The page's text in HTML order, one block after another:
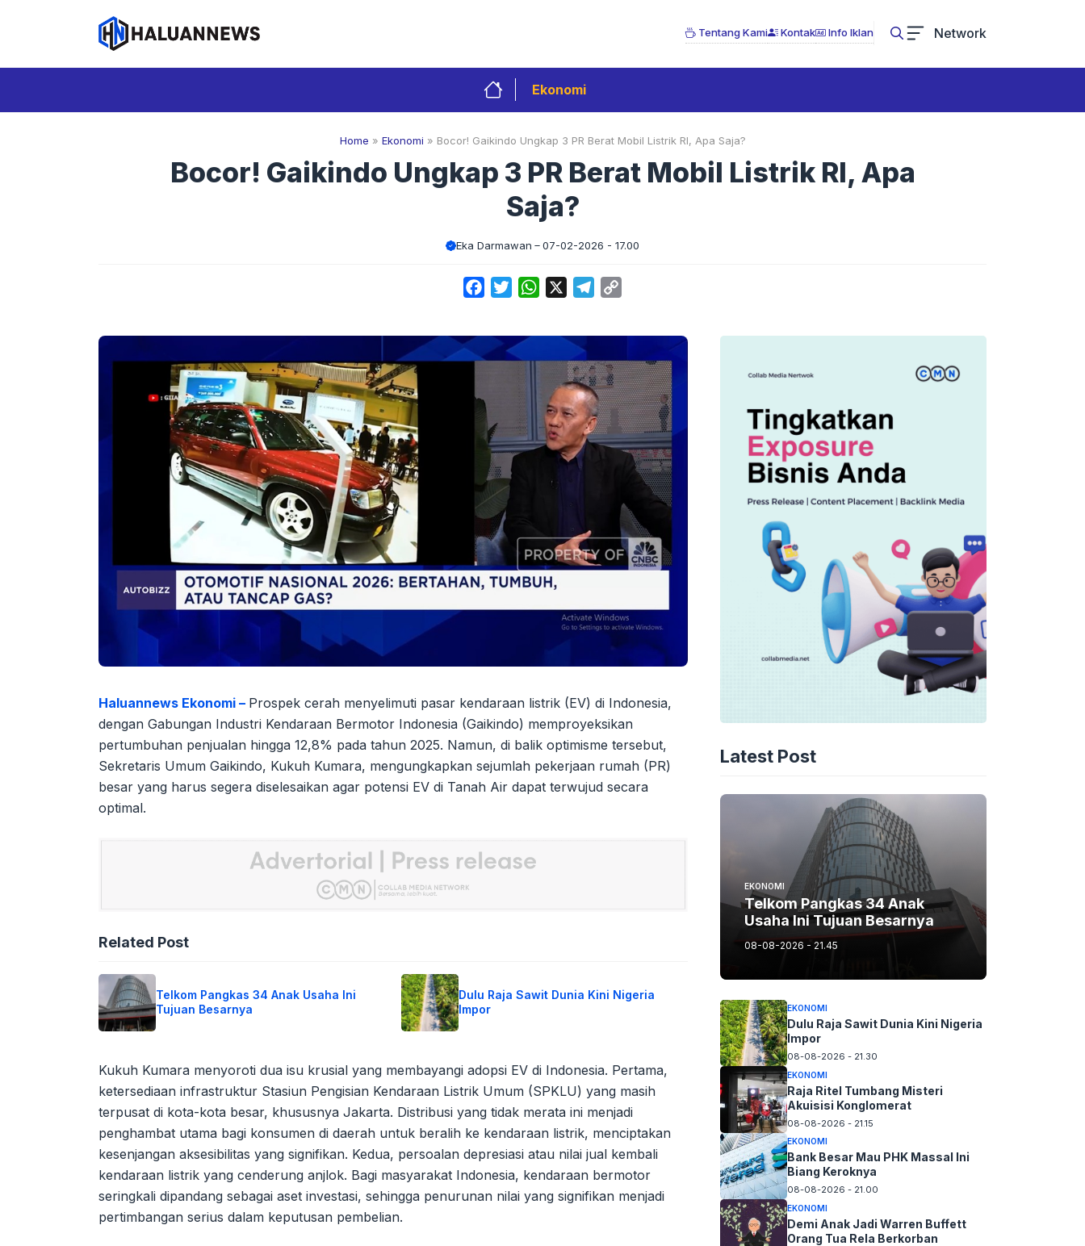
Tentang Kami Kontak Info Iklan Network
Ekonomi
Home » Ekonomi » Bocor! Gaikindo Ungkap 3 PR Berat Mobil Listrik RI, Apa Saja?
Bocor! Gaikindo Ungkap 3 PR Berat Mobil Listrik RI, Apa
Saja?
Eka Darmawan 07-02-2026 - 17.00
FacebookTwitterWhatsApp Telegram
Haluannews Ekonomi – Prospek cerah menyelimuti pasar kendaraan listrik (EV) di Indonesia,
dengan Gabungan Industri Kendaraan Bermotor Indonesia (Gaikindo) memproyeksikan
pertumbuhan penjualan hingga 12,8% pada tahun 2025. Namun, di balik optimisme tersebut,
Sekretaris Umum Gaikindo, Kukuh Kumara, mengungkapkan sejumlah pekerjaan rumah (PR)
besar yang harus segera diselesaikan agar potensi EV di Tanah Air dapat terwujud secara
optimal.
Related Post
Telkom Pangkas 34 Anak Usaha Ini
Tujuan Besarnya
Dulu Raja Sawit Dunia Kini Nigeria
Impor
Kukuh Kumara menyoroti dua isu krusial yang membayangi adopsi EV di Indonesia. Pertama,
ketersediaan infrastruktur Stasiun Pengisian Kendaraan Listrik Umum (SPKLU) yang masih
terpusat di kota-kota besar, khususnya Jakarta. Distribusi yang tidak merata ini menjadi
penghambat utama bagi konsumen di daerah untuk beralih ke kendaraan listrik, menciptakan
kesenjangan aksesibilitas yang signifikan. Kedua, persoalan depresiasi atau nilai jual kembali
kendaraan listrik yang cenderung anjlok. Bagi masyarakat Indonesia, kendaraan bermotor
seringkali dipandang sebagai aset investasi, sehingga penurunan nilai yang signifikan menjadi
pertimbangan serius dalam keputusan pembelian.
Latest Post
EKONOMI
Telkom Pangkas 34 Anak
Usaha Ini Tujuan Besarnya
08-08-2026 - 21.45
EKONOMI
Dulu Raja Sawit Dunia Kini Nigeria
Impor
08-08-2026 - 21.30
EKONOMI
Raja Ritel Tumbang Misteri
Akuisisi Konglomerat
08-08-2026 - 21.15
EKONOMI
Bank Besar Mau PHK Massal Ini
Biang Keroknya
08-08-2026 - 21.00
EKONOMI
Demi Anak Jadi Warren Buffett
Orang Tua Rela Berkorban